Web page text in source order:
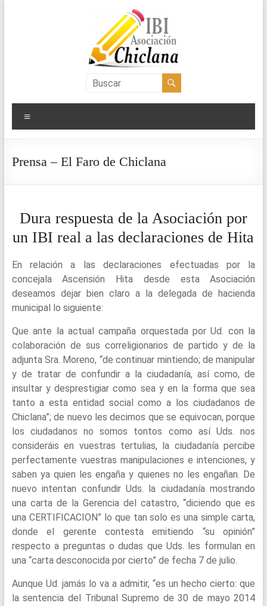
Asociación
IBI
Chiclana
Prensa – El Faro de Chiclana
Dura respuesta de la Asociación por
un IBI real a las declaraciones de Hita
En relación a las declaraciones efectuadas por la
concejala Ascensión Hita desde esta Asociación
deseamos dejar bien claro a la delegada de hacienda
municipal lo siguiente:
Que ante la actual campaña orquestada por Ud. con la
colaboración de sus correligionarios de partido y de la
adjunta Sra. Moreno, “de continuar mintiendo; de manipular
y de tratar de confundir a la ciudadanía, así como, de
insultar y desprestigiar como sea y en la forma que sea
tanto a esta entidad social como a los ciudadanos de
Chiclana”; de nuevo les decimos que se equivocan, porque
los ciudadanos no somos tontos como así Uds. nos
consideráis en vuestras tertulias, la ciudadanía percibe
perfectamente vuestras manipulaciones e intenciones, y
saben ya quien les engaña y quienes no les engañan. De
nuevo intentan confundir Uds. la ciudadanía mostrando
una carta de la Gerencia del catastro, “diciendo que es
una CERTIFICACION” lo que tan solo es una simple carta,
donde el gerente contesta emitiendo “su opinión”
respecto a preguntas o dudas que Uds. les formulan en
una “carta desconocida por cierto” de fecha 7 de julio.
Aunque Ud. jamás lo va a admitir, “es un hecho cierto: que
la sentencia del Tribunal Supremo de 30 de mayo 2014